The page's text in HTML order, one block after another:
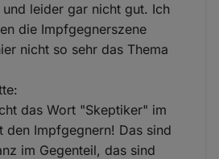
leider gar nicht gut. Ich
die Impfgegnerszene
nicht so sehr das Thema
das Wort "Skeptiker" im
den Impfgegnern! Das sind
im Gegenteil, das sind